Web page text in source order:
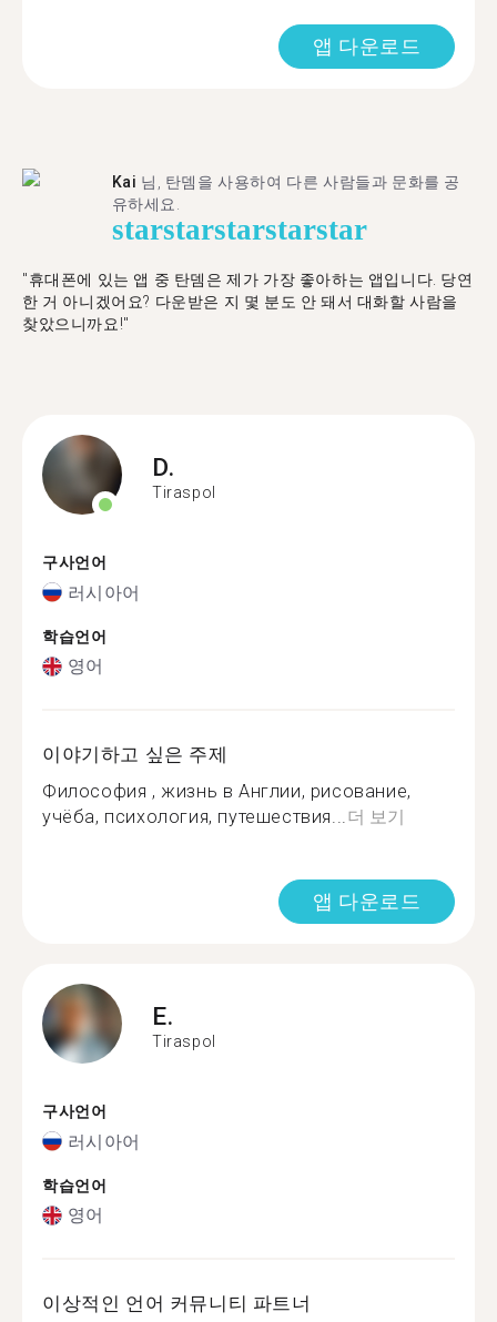
앱 다운로드
Kai 님, 탄뎀을 사용하여 다른 사람들과 문화를 공
유하세요.
starstarstarstarstar
"휴대폰에 있는 앱 중 탄뎀은 제가 가장 좋아하는 앱입니다. 당연
한 거 아니겠어요? 다운받은 지 몇 분도 안 돼서 대화할 사람을
찾았으니까요!"
D.
Tiraspol
구사언어
러시아어
학습언어
영어
이야기하고 싶은 주제
Философия , жизнь в Англии, рисование,
учёба, психология, путешествия...더 보기
앱 다운로드
E.
Tiraspol
구사언어
러시아어
학습언어
영어
이상적인 언어 커뮤니티 파트너